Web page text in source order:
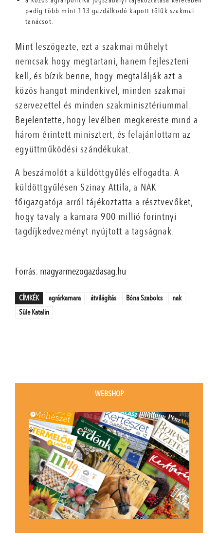
pedig több mint 113 gazdálkodó kapott tőlük szakmai
tanácsot.
Mint leszögezte, ezt a szakmai műhelyt
nemcsak hogy megtartani, hanem fejleszteni
kell, és bízik benne, hogy megtalálják azt a
közös hangot mindenkivel, minden szakmai
szervezettel és minden szakminisztériummal.
Bejelentette, hogy levélben megkereste mind a
három érintett minisztert, és felajánlottam az
együttműködési szándékukat.
A beszámolót a küldöttgyűlés elfogadta. A
küldöttgyűlésen Szinay Attila, a NAK
főigazgatója arról tájékoztatta a résztvevőket,
hogy tavaly a kamara 900 millió forintnyi
tagdíjkedvezményt nyújtott a tagságnak.
Forrás: magyarmezogazdasag.hu
CÍMKÉK agrárkamara átvilágítás Bóna Szabolcs
nak
Süle Katalin
WEBSHOP